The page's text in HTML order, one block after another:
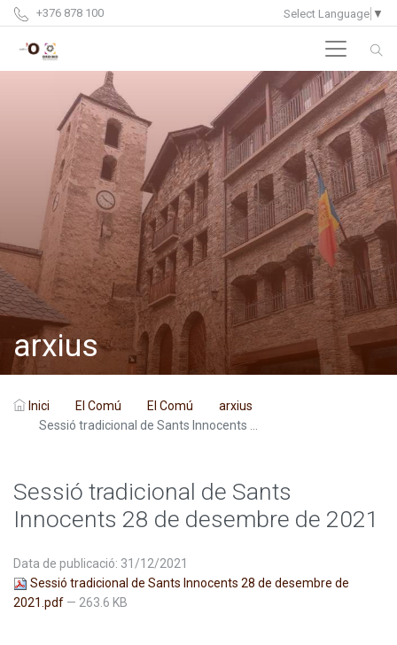
+376 878 100 Select Language ▼
arxius
Inici El Comú El Comú
arxius
Sessió tradicional de Sants Innocents ...
Sessió tradicional de Sants
Innocents 28 de desembre de 2021
Data de publicació: 31/12/2021
Sessió tradicional de Sants Innocents 28 de desembre de
2021.pdf — 263.6 KB